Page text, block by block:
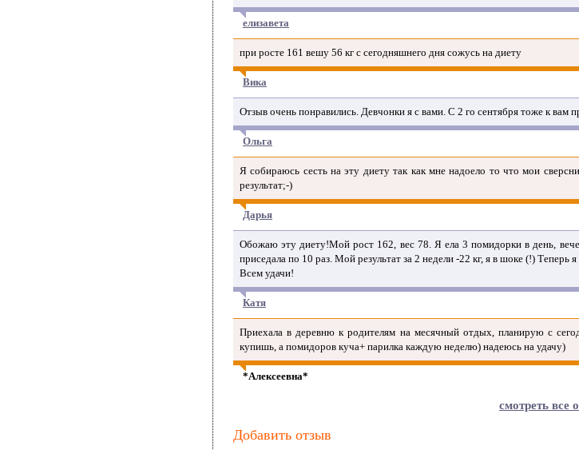
елизавета
при росте 161 вешу 56 кг с сегодняшнего дня сожусь на диету
Вика
Отзыв очень понравились. Девчонки я с вами. С 2 го сентября тоже к
Ольга
Я собираюсь сесть на эту диету так как мне надоело то что мои
результат;-)
Дарья
Обожаю эту диету!Мой рост 162, вес 78. Я ела 3 помидорки в день,
приседала по 10 раз. Мой результат за 2 недели -22 кг, я в шоке (!) Теперь
Всем удачи!
Катя
Приехала в деревню к родителям на месячный отдых, планирую с
купишь, а помидоров куча+ парилка каждую неделю) надеюсь на удачу)
*Алексеевна*
смотреть все
Добавить отзыв